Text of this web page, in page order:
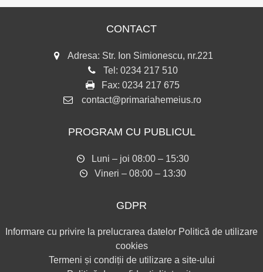
CONTACT
Adresa: Str. Ion Simionescu, nr.221
Tel: 0234 217 510
Fax: 0234 217 675
contact@primariahemeius.ro
PROGRAM CU PUBLICUL
Luni – joi 08:00 – 15:30
Vineri – 08:00 – 13:30
GDPR
Informare cu privire la prelucrarea datelor Politică de utilizare
cookies
Termeni și condiții de utilizare a site-ului